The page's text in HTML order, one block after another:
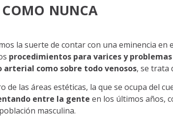
COMO NUNCA
la suerte de contar con una eminencia en
procedimientos para varices y
arterial como sobre todo venosos, se trata
de las áreas estéticas, la que se ocupa del
entre la gente en los últimos años,
masculina.